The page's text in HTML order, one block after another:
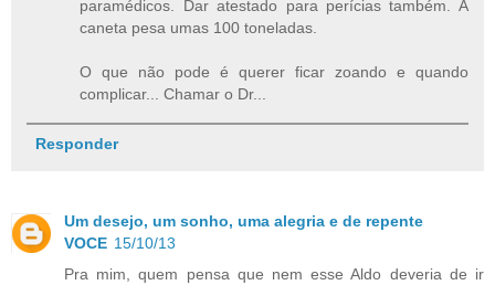
paramédicos. Dar atestado para perícias também. A
caneta pesa umas 100 toneladas.
O que não pode é querer ficar zoando e quando
complicar... Chamar o Dr...
Responder
Um desejo, um sonho, uma alegria e de repente
VOCE 15/10/13
Pra mim, quem pensa que nem esse Aldo deveria de ir